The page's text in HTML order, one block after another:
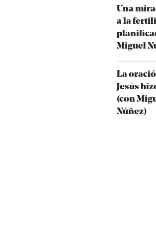
Una
a la
Miguel
La
Jesús
(con
Núñez)